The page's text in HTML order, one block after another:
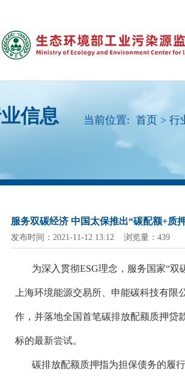
信息 当前位置: 首页 > 行
服务双碳经济 中国太保推出“碳配额+质
发布时间：2021-11-12 13:12 浏览量：439
为深入贯彻ESG理念，服务国家“
上海环境能源交易所、申能碳科技有
作，并落地全国首笔碳排放配额质押贷
标的最新尝试。
碳排放配额质押指为担保债务的履